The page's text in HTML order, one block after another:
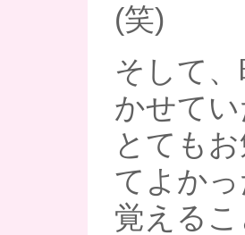
(笑)
そして
かせて
とても
てよか
覚える